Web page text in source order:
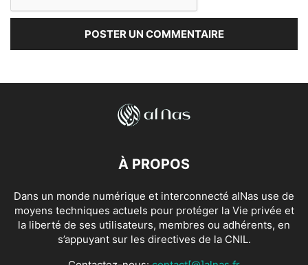
À PROPOS
Dans un monde numérique et interconnecté alNas use de
moyens techniques actuels pour protéger la Vie privée et
la liberté de ses utilisateurs, membres ou adhérents, en
s’appuyant sur les directives de la CNIL.